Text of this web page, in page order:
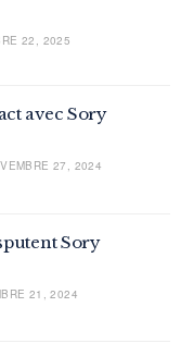
22, 2025
avec Sory
27, 2024
Sory
21, 2024